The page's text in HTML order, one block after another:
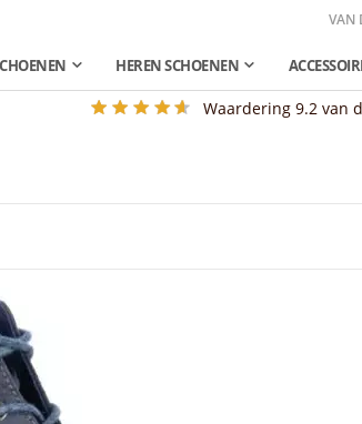
VAN
HEREN SCHOENEN
Waardering9.2 van